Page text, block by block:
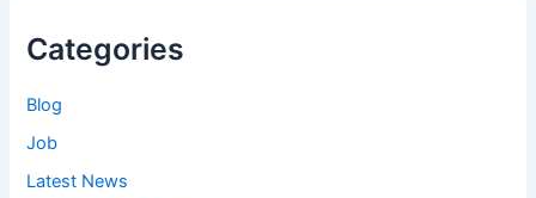
Categories
Blog
Job
Latest News